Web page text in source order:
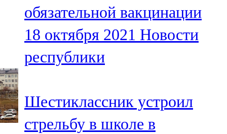
обязательной вакцинации
18 октября 2021 Новости
республики
Шестиклассник устроил
стрельбу в школе в